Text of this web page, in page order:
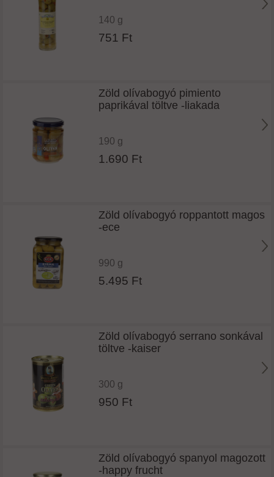
140 g
751 Ft
Zöld olívabogyó pimiento
paprikával töltve -liakada
190 g
1.690 Ft
Zöld olívabogyó roppantott magos
-ece
990 g
5.495 Ft
Zöld olívabogyó serrano sonkával
töltve -kaiser
300 g
950 Ft
Zöld olívabogyó spanyol magozott
-happy frucht